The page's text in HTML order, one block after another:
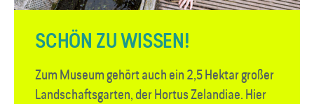
SCHÖN ZU WISSEN!
Zum Museum gehört auch ein 2,5 Hektar großer
Landschaftsgarten, der Hortus Zelandiae. Hier